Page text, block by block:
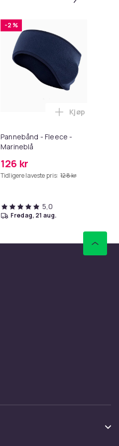
i handlekurven
armvarmere, fingerløse og
-2 %
Pannebånd - Fleece -
Marineblå
126 kr
Tidligere laveste pris: 128 kr
Legg
Kjøp
5,0
fredag, 21 aug.